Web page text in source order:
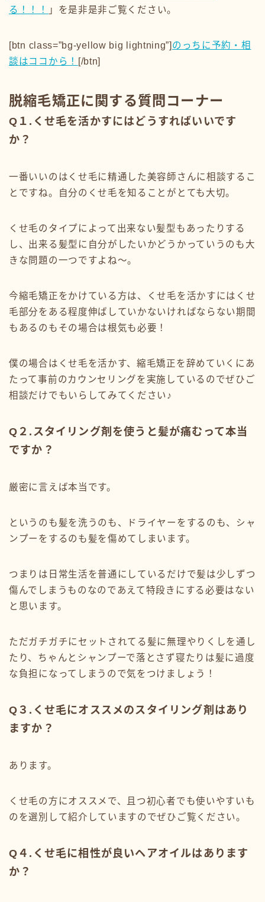
る！！！
」を是非是非ご覧ください。
[btn class=”bg-yellow big lightning”] のっちに予約・相
談はココから！ [/btn]
脱縮毛矯正に関する質問コーナー
Q１.くせ毛を活かすにはどうすればいいです
か？
一番いいのはくせ毛に精通した美容師さんに相談するこ
とですね。自分のくせ毛を知ることがとても大切。
くせ毛のタイプによって出来ない髪型もあったりする
し、出来る髪型に自分がしたいかどうかっていうのも大
きな問題の一つですよね〜。
今縮毛矯正をかけている方は、くせ毛を活かすにはくせ
毛部分をある程度伸ばしていかないければならない期間
もあるのもその場合は根気も必要！
僕の場合はくせ毛を活かす、縮毛矯正を辞めていくにあ
たって事前のカウンセリングを実施しているのでぜひご
相談だけでもいらしてみてください♪
Q２.スタイリング剤を使うと髪が痛むって本当
ですか？
厳密に言えば本当です。
というのも髪を洗うのも、ドライヤーをするのも、シャ
ンプーをするのも髪を傷めてしまいます。
つまりは日常生活を普通にしているだけで髪は少しずつ
傷んでしまうものなのであえて特段きにする必要はない
と思います。
ただガチガチにセットされてる髪に無理やりくしを通し
たり、ちゃんとシャンプーで落とさず寝たりは髪に過度
な負担になってしまうので気をつけましょう！
Q３.くせ毛にオススメのスタイリング剤はあり
ますか？
あります。
くせ毛の方にオススメで、且つ初心者でも使いやすいも
のを選別して紹介していますのでぜひご覧ください。
Q４.くせ毛に相性が良いヘアオイルはあります
か？